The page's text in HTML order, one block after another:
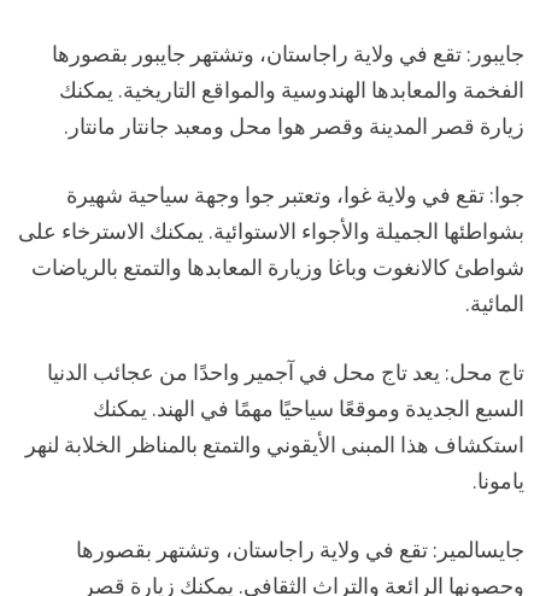
جايبور: تقع في ولاية راجاستان، وتشتهر جايبور بقصورها
الفخمة والمعابدها الهندوسية والمواقع التاريخية. يمكنك
زيارة قصر المدينة وقصر هوا محل ومعبد جانتار مانتار.
جوا: تقع في ولاية غوا، وتعتبر جوا وجهة سياحية شهيرة
بشواطئها الجميلة والأجواء الاستوائية. يمكنك الاسترخاء على
شواطئ كالانغوت وباغا وزيارة المعابدها والتمتع بالرياضات
المائية.
تاج محل: يعد تاج محل في آجمير واحدًا من عجائب الدنيا
السبع الجديدة وموقعًا سياحيًا مهمًا في الهند. يمكنك
استكشاف هذا المبنى الأيقوني والتمتع بالمناظر الخلابة لنهر
يامونا.
جايسالمير: تقع في ولاية راجاستان، وتشتهر بقصورها
وحصونها الرائعة والتراث الثقافي. يمكنك زيارة قصر